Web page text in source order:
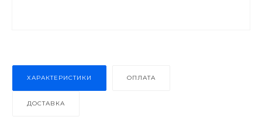
ХАРАКТЕРИСТИКИ ОПЛАТА
ДОСТАВКА